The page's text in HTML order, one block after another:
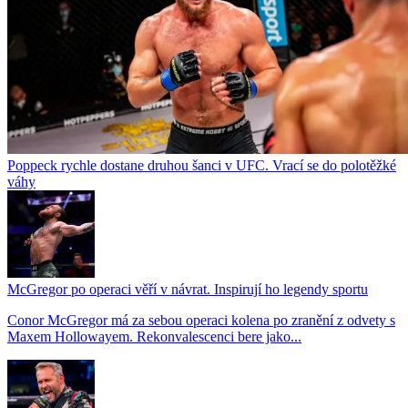
Poppeck rychle dostane druhou šanci v UFC. Vrací se do polotěžké
váhy
McGregor po operaci věří v návrat. Inspirují ho legendy sportu
Conor McGregor má za sebou operaci kolena po zranění z odvety s
Maxem Hollowayem. Rekonvalescenci bere jako...